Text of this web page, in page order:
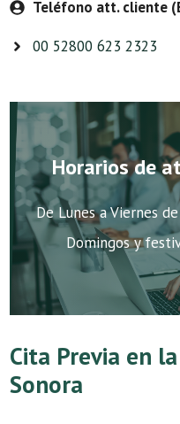
Teléfono att. cliente
00 52800 623 2323
Horarios de
De Lunes a Viernes
Domingos y
Cita Previa en
Sonora